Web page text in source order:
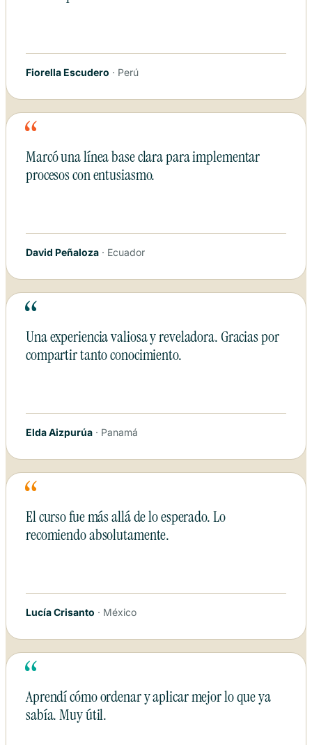
Fiorella Escudero · Perú
“
Marcó una línea base clara para implementar
procesos con entusiasmo.
David Peñaloza · Ecuador
“
Una experiencia valiosa y reveladora. Gracias por
compartir tanto conocimiento.
Elda Aizpurúa · Panamá
“
El curso fue más allá de lo esperado. Lo
recomiendo absolutamente.
Lucía Crisanto · México
“
Aprendí cómo ordenar y aplicar mejor lo que ya
sabía. Muy útil.